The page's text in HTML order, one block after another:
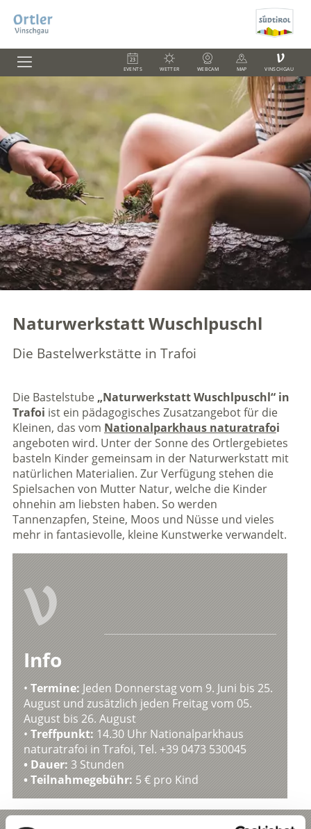
EVENTS WETTER WEBCAM MAP
V
VINSCHGAU
Naturwerkstatt Wuschlpuschl
Die Bastelwerkstätte in Trafoi
Die Bastelstube „Naturwerkstatt Wuschlpuschl“ in
Trafoi ist ein pädagogisches Zusatzangebot für die
Kleinen, das vom Nationalparkhaus naturatrafoi
angeboten wird. Unter der Sonne des Ortlergebietes
basteln Kinder gemeinsam in der Naturwerkstatt mit
natürlichen Materialien. Zur Verfügung stehen die
Spielsachen von Mutter Natur, welche die Kinder
ohnehin am liebsten haben. So werden
Tannenzapfen, Steine, Moos und Nüsse und vieles
mehr in fantasievolle, kleine Kunstwerke verwandelt.
V
Info
• Termine: Jeden Donnerstag vom 9. Juni bis 25.
August und zusätzlich jeden Freitag vom 05.
August bis 26. August
• Treffpunkt: 14.30 Uhr Nationalparkhaus
naturatrafoi in Trafoi, Tel. +39 0473 530045
• Dauer: 3 Stunden
• Teilnahmegebühr: 5 € pro Kind